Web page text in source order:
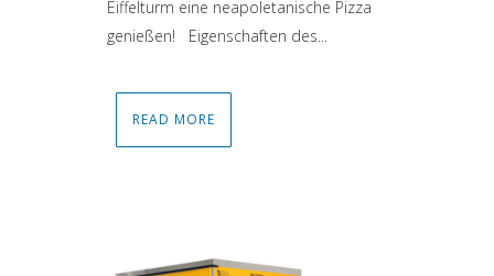
Eiffelturm eine neapoletanische Pizza
genießen! Eigenschaften des...
READ MORE